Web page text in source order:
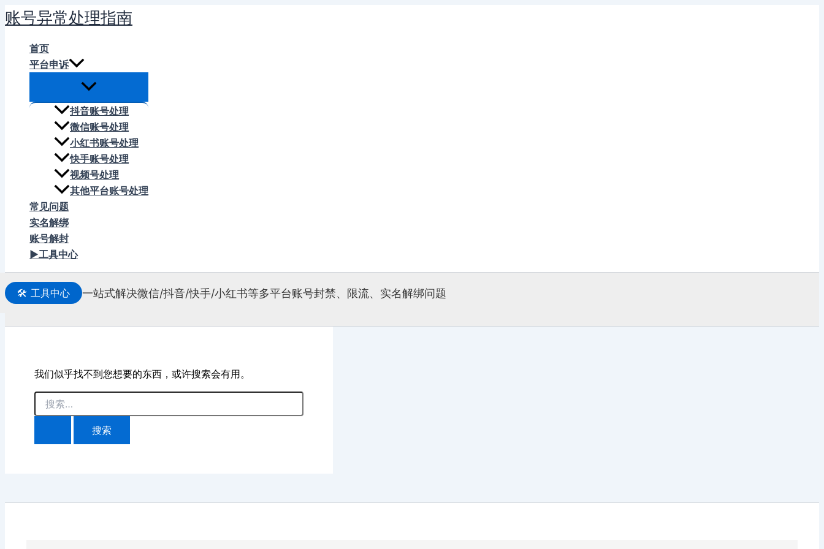
跳
至
账号异常处理指南
首页
平台申诉
抖音账号处理
微信账号处理
小红书账号处理
快手账号处理
视频号处理
其他平台账号处理
常见问题
实名解绑
账号解封
▶工具中心
🛠️ 工具中心 一站式解决微信/抖音/快手/小红书等多平台账号封禁、限流、实名解绑问题
我们似乎找不到您想要的东西，或许搜索会有用。
搜
索：